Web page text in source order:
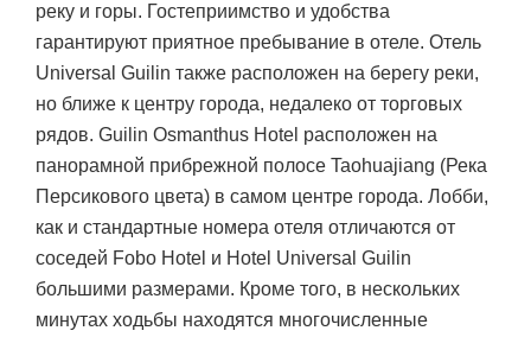
реку и горы. Гостеприимство и удобства
гарантируют приятное пребывание в отеле. Отель
Universal Guilin также расположен на берегу реки,
но ближе к центру города, недалеко от торговых
рядов. Guilin Osmanthus Hotel расположен на
панорамной прибрежной полосе Taohuajiang (Река
Персикового цвета) в самом центре города. Лобби,
как и стандартные номера отеля отличаются от
соседей Fobo Hotel и Hotel Universal Guilin
большими размерами. Кроме того, в нескольких
минутах ходьбы находятся многочисленные